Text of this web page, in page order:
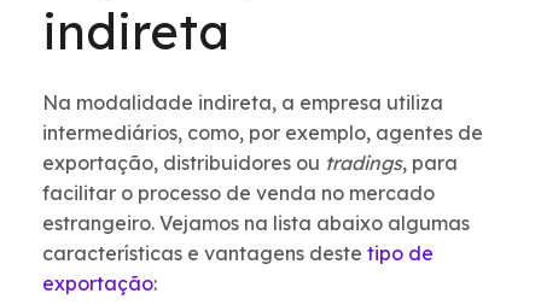
indireta
Na modalidade indireta, a empresa utiliza
intermediários, como, por exemplo, agentes de
exportação, distribuidores ou tradings, para
facilitar o processo de venda no mercado
estrangeiro. Vejamos na lista abaixo algumas
características e vantagens deste tipo de
exportação: